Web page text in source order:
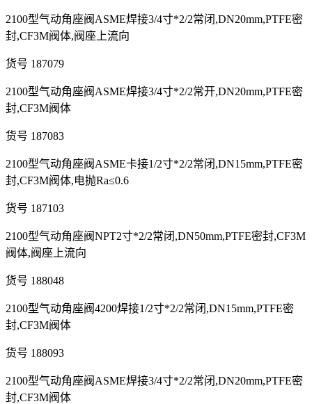
2100型气动角座阀ASME焊接3/4寸*2/2常闭,DN20mm,PTFE密
封,CF3M阀体,阀座上流向
货号 187079
2100型气动角座阀ASME焊接3/4寸*2/2常开,DN20mm,PTFE密
封,CF3M阀体
货号 187083
2100型气动角座阀ASME卡接1/2寸*2/2常闭,DN15mm,PTFE密
封,CF3M阀体,电抛Ra≤0.6
货号 187103
2100型气动角座阀NPT2寸*2/2常闭,DN50mm,PTFE密封,CF3M
阀体,阀座上流向
货号 188048
2100型气动角座阀4200焊接1/2寸*2/2常闭,DN15mm,PTFE密
封,CF3M阀体
货号 188093
2100型气动角座阀ASME焊接3/4寸*2/2常闭,DN20mm,PTFE密
封,CF3M阀体